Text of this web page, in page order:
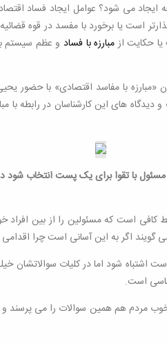
می شود؟ عوامل ایجاد فساد
است یا برخورد با مفسد در قوه
حکایت ازمبارزه با فساد و عظم سیستم
«مبارزه با مفاسد اقتصادی» با
های این کارشناسان در رابطه با
مسئول با تقوا برای یک پست انتخاب
است که مسئولین را از بین افراد خوب
اگر به این آسانی است چرا
اشتباه شود اما در کلیات
است.
مردم هم همین سوالات را می